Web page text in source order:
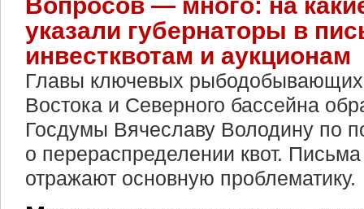
указали губернаторы в
инвестквотам и аукционам
Главы ключевых рыбодобывающих
Востока и Северного бассейна
Госдумы Вячеславу Володину по
о перераспределении квот. Письма
отражают основную проблематику.